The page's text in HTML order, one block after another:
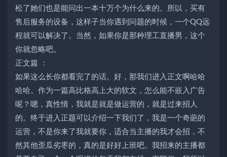
松了她们也是能问出一本十万个为什么来的。所以，买有
售后服务的设备，这样子当你遇到问题的时候，一个QQ远
程就可以解决了。当然，如果你是那种理工直播男，这个
你就忽略吧。
正文篇 ：
如果这么长你都看完了的话。好，那我们进入正文啊哈哈
哈哈。作为一篇高比格高上大的软文，怎么能不嵌入广告
呢？嗯，真性情，我就是就是做运营的，就是过来招人
的。终于进入正题可以介绍一下我们了，我是一个奇葩的
运营，不是你来了我就要你，适合当主播的我才会招，不
然其他歪瓜劣枣的，真的是好好上班吧。我招来的主播都